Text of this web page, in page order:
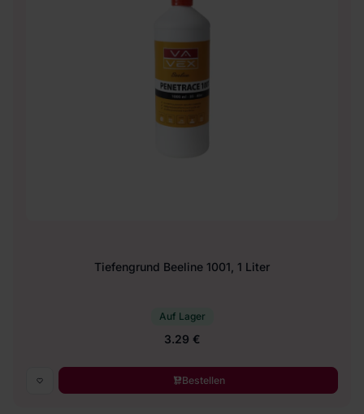
Tiefengrund Beeline 1001, 1 Liter
Auf Lager
3.29 €
Bestellen